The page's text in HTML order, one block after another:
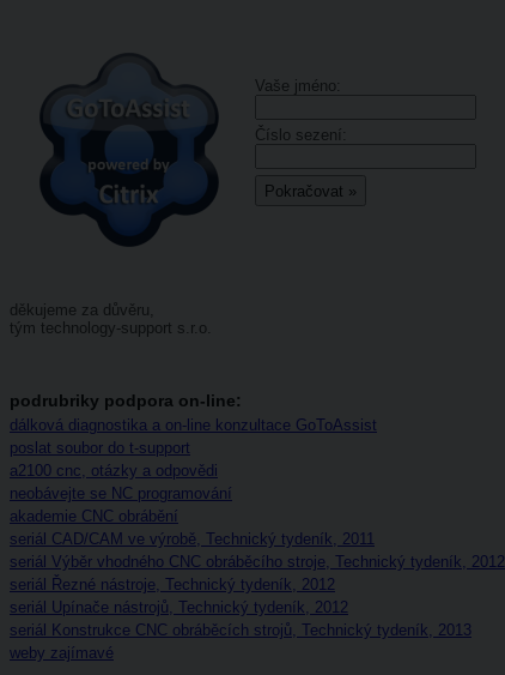
Vaše jméno:
Číslo sezení:
děkujeme za důvěru,
tým technology-support s.r.o.
podrubriky podpora on-line:
dálková diagnostika a on-line konzultace GoToAssist
poslat soubor do t-support
a2100 cnc, otázky a odpovědi
neobávejte se NC programování
akademie CNC obrábění
seriál CAD/CAM ve výrobě, Technický tydeník, 2011
seriál Výběr vhodného CNC obráběcího stroje, Technický tydeník, 2012
seriál Řezné nástroje, Technický tydeník, 2012
seriál Upínače nástrojů, Technický tydeník, 2012
seriál Konstrukce CNC obráběcích strojů, Technický tydeník, 2013
weby zajímavé